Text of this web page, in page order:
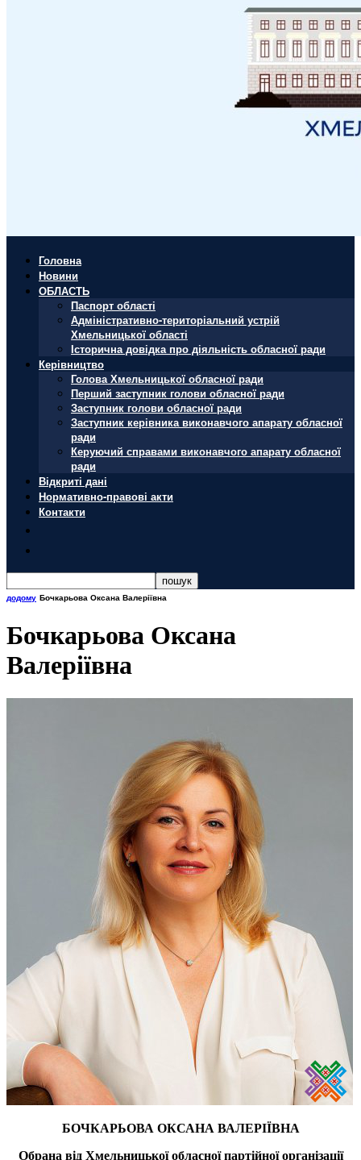
Головна
Новини
ОБЛАСТЬ
Паспорт області
Адміністративно-територіальний устрій
Хмельницької області
Історична довідка про діяльність обласної ради
Керівництво
Голова Хмельницької обласної ради
Перший заступник голови обласної ради
Заступник голови обласної ради
Заступник керівника виконавчого апарату обласної
ради
Керуючий справами виконавчого апарату обласної
ради
Відкриті дані
Нормативно-правові акти
Контакти
додому Бочкарьова Оксана Валеріївна
Бочкарьова Оксана
Валеріївна
БОЧКАРЬОВА ОКСАНА ВАЛЕРІЇВНА
Обрана від Хмельницької обласної партійної організації